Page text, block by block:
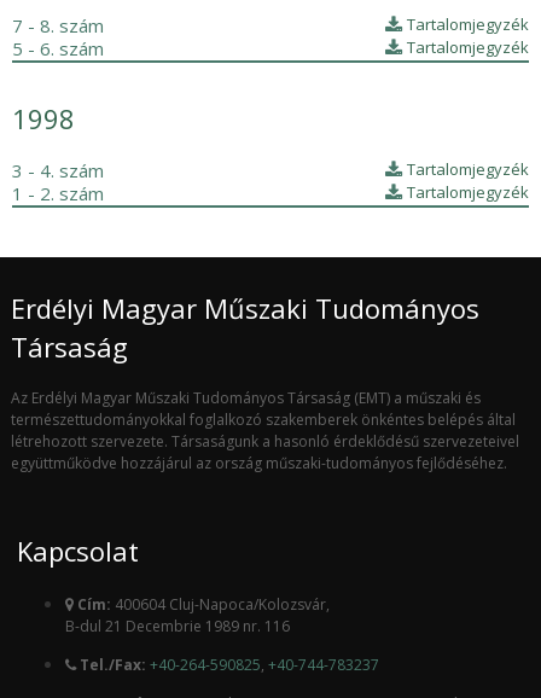
7 - 8. szám Tartalomjegyzék
5 - 6. szám Tartalomjegyzék
1998
3 - 4. szám Tartalomjegyzék
1 - 2. szám Tartalomjegyzék
Erdélyi Magyar Műszaki Tudományos
Társaság
Az Erdélyi Magyar Műszaki Tudományos Társaság (EMT) a műszaki és
természettudományokkal foglalkozó szakemberek önkéntes belépés által
létrehozott szervezete. Társaságunk a hasonló érdeklődésű szervezeteivel
együttműködve hozzájárul az ország műszaki-tudományos fejlődéséhez.
Kapcsolat
Cím: 400604 Cluj-Napoca/Kolozsvár,
B-dul 21 Decembrie 1989 nr. 116
Tel./Fax: +40-264-590825, +40-744-783237